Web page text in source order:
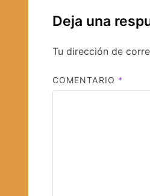
Deja una
Tu dirección de
COMENTARIO *